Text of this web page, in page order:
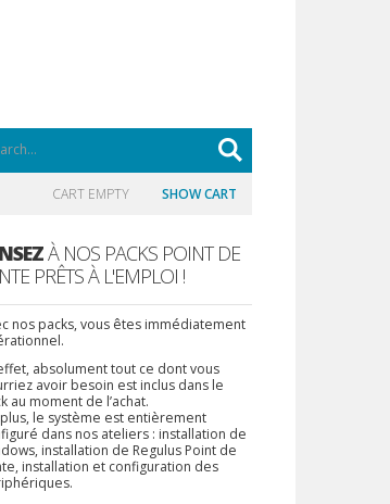
CART EMPTY SHOW CART
À NOS PACKS POINT DE
PRÊTS À L'EMPLOI !
nos packs, vous êtes immédiatement
absolument tout ce dont vous
avoir besoin est inclus dans le
au moment de l’achat.
le système est entièrement
dans nos ateliers : installation de
installation de Regulus Point de
installation et configuration des